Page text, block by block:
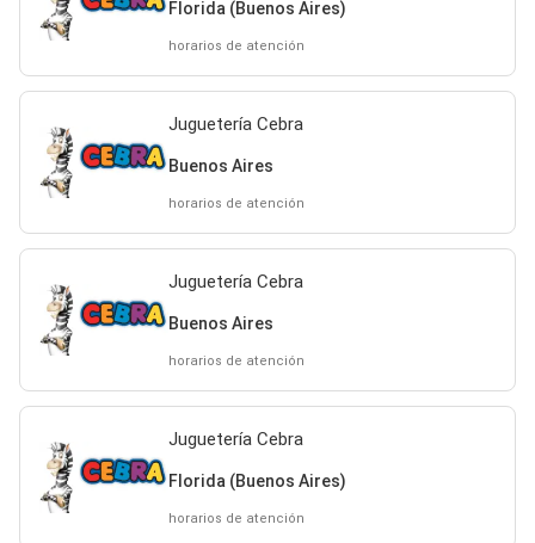
Florida (Buenos Aires)
horarios de atención
Juguetería Cebra
Buenos Aires
horarios de atención
Juguetería Cebra
Buenos Aires
horarios de atención
Juguetería Cebra
Florida (Buenos Aires)
horarios de atención